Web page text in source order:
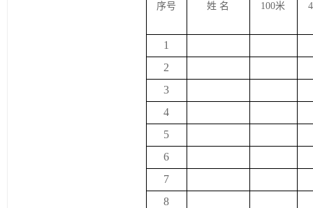
序号 姓 名 100米
1
2
3
4
5
6
7
8